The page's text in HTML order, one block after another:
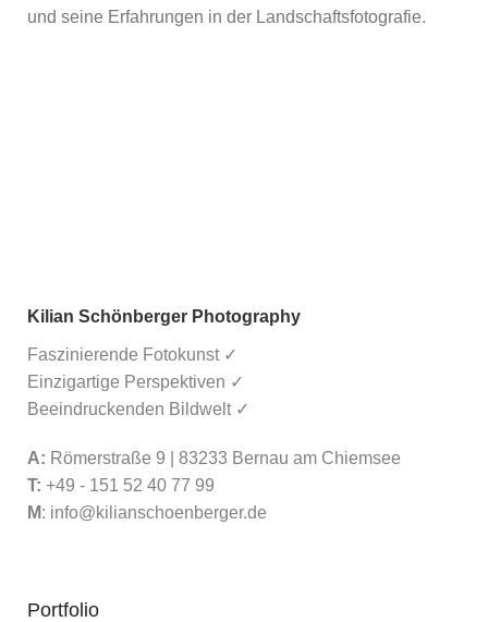
und seine Erfahrungen in der Landschaftsfotografie.
Kilian Schönberger Photography
Faszinierende Fotokunst ✓
Einzigartige Perspektiven ✓
Beeindruckenden Bildwelt ✓
A: Römerstraße 9 | 83233 Bernau am Chiemsee
T: +49 - 151 52 40 77 99
M: info@kilianschoenberger.de
Portfolio